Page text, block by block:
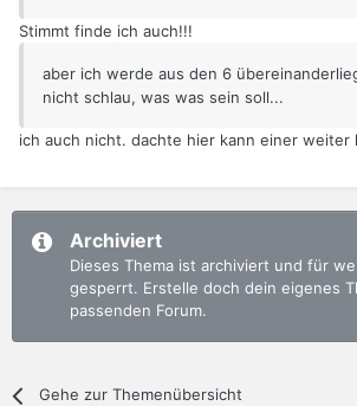
Stimmt finde ich auch!!!
aber ich werde aus den 6
nicht schlau, was was sein soll...
ich auch nicht. dachte hier kann einer weiter
Archiviert
Dieses Thema ist archiviert und für
gesperrt. Erstelle doch dein eigenes
passenden Forum.
Gehe zur Themenübersicht